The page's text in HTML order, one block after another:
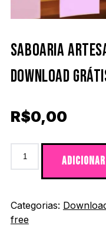
SABOARIA
DOWNLOAD
R$0,00
Categorias:
free